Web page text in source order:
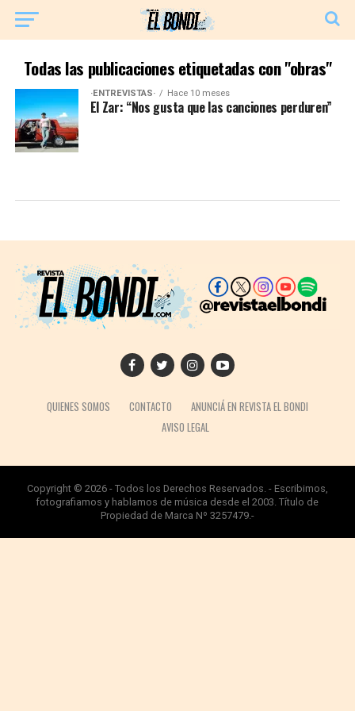
Todas las publicaciones etiquetadas con "obras"
·ENTREVISTAS· Hace 10 meses
El Zar: “Nos gusta que las canciones perduren”
QUIENES SOMOS CONTACTO
ANUNCIÁ EN REVISTA EL BONDI
AVISO LEGAL
Copyright © 2026 - Todos los Derechos Reservados. - Escribimos,
fotografiamos y hablamos de música desde el 2003. Título de
Propiedad de Marca Nº 3257479.-